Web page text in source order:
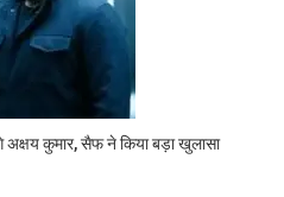
अक्षय कुमार, सैफ ने किया बड़ा खुलासा